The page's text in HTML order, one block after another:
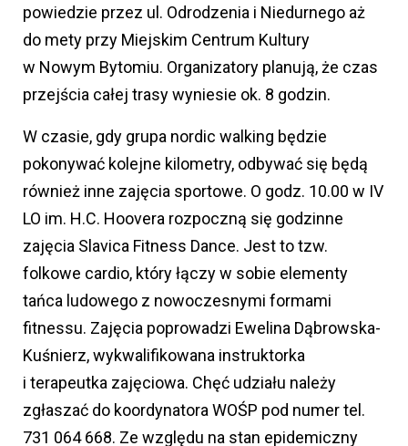
powiedzie przez ul. Odrodzenia i Niedurnego aż
do mety przy Miejskim Centrum Kultury
w Nowym Bytomiu. Organizatory planują, że czas
przejścia całej trasy wyniesie ok. 8 godzin.
W czasie, gdy grupa nordic walking będzie
pokonywać kolejne kilometry, odbywać się będą
również inne zajęcia sportowe. O godz. 10.00 w IV
LO im. H.C. Hoovera rozpoczną się godzinne
zajęcia Slavica Fitness Dance. Jest to tzw.
folkowe cardio, który łączy w sobie elementy
tańca ludowego z nowoczesnymi formami
fitnessu. Zajęcia poprowadzi Ewelina Dąbrowska-
Kuśnierz, wykwalifikowana instruktorka
i terapeutka zajęciowa. Chęć udziału należy
zgłaszać do koordynatora WOŚP pod numer tel.
731 064 668. Ze względu na stan epidemiczny